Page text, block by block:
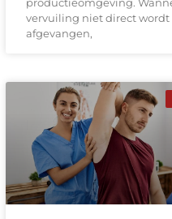
vervuiling niet direct wordt
afgevangen,